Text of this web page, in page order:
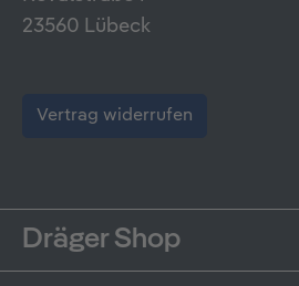
23560 Lübeck
Vertrag widerrufen
Dräger Shop